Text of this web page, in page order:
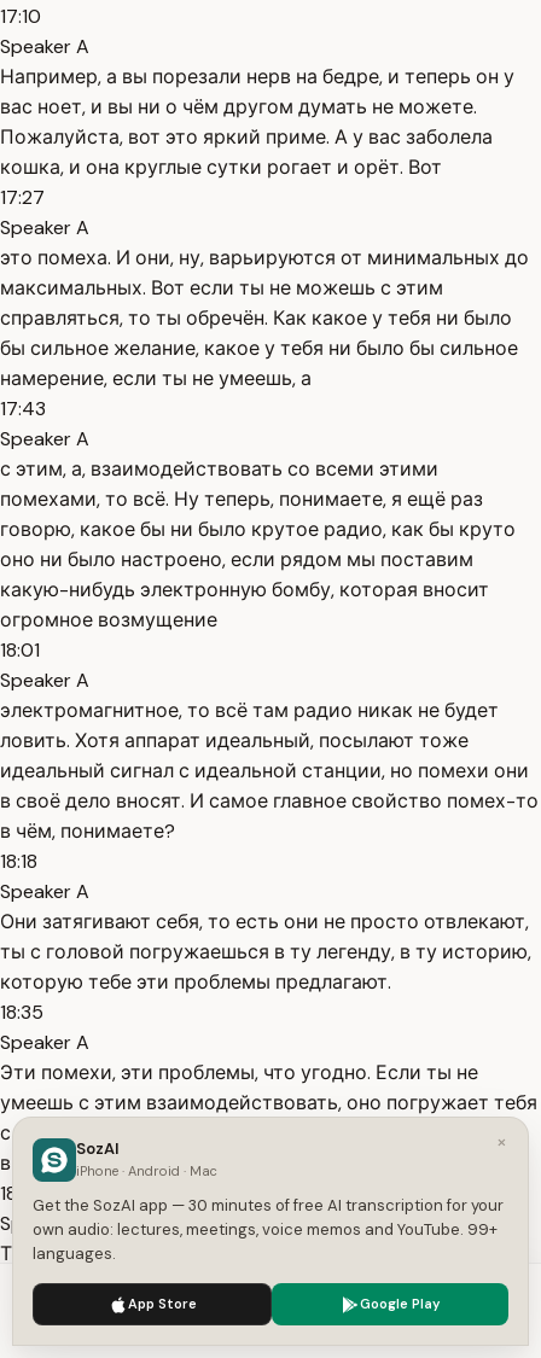
17:10
Speaker A
Например, а вы порезали нерв на бедре, и теперь он у
вас ноет, и вы ни о чём другом думать не можете.
Пожалуйста, вот это яркий приме. А у вас заболела
кошка, и она круглые сутки рогает и орёт. Вот
17:27
Speaker A
это помеха. И они, ну, варьируются от минимальных до
максимальных. Вот если ты не можешь с этим
справляться, то ты обречён. Как какое у тебя ни было
бы сильное желание, какое у тебя ни было бы сильное
намерение, если ты не умеешь, а
17:43
Speaker A
с этим, а, взаимодействовать со всеми этими
помехами, то всё. Ну теперь, понимаете, я ещё раз
говорю, какое бы ни было крутое радио, как бы круто
оно ни было настроено, если рядом мы поставим
какую-нибудь электронную бомбу, которая вносит
огромное возмущение
18:01
Speaker A
электромагнитное, то всё там радио никак не будет
ловить. Хотя аппарат идеальный, посылают тоже
идеальный сигнал с идеальной станции, но помехи они
в своё дело вносят. И самое главное свойство помех-то
в чём, понимаете?
18:18
Speaker A
Они затягивают себя, то есть они не просто отвлекают,
ты с головой погружаешься в ту легенду, в ту историю,
которую тебе эти проблемы предлагают.
18:35
Speaker A
Эти помехи, эти проблемы, что угодно. Если ты не
умеешь с этим взаимодействовать, оно погружает тебя
с головой. И ты уже занимаешься не тем, что ты
выключаешь это из своей жизни.
18:52
Speaker A
Ты интегрируешь это в свою реальность. Ты как бы
говоришь: "О'кей, хорошо, теперь это часть моей
жизни". И вот таких вот помех в какой-то момент я
перестал с ними справляться. Я перестал с ними
We use cookies to enhance your experience.
×
SozAI
iPhone · Android · Mac
Get the SozAI app — 30 minutes of free AI transcription for your
own audio: lectures, meetings, voice memos and YouTube. 99+
languages.
App Store Google Play